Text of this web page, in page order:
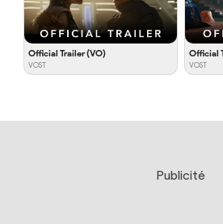
Official Trailer (VO)
VOST
Official
VOST
Publicité